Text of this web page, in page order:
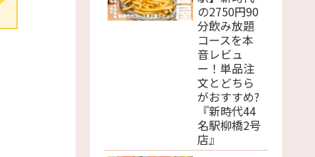
の2750円90
分飲み放題
コースを本
音レビュ
ー！単品注
文とどちら
がおすすめ?
『新時代44
名駅柳橋2号
店』